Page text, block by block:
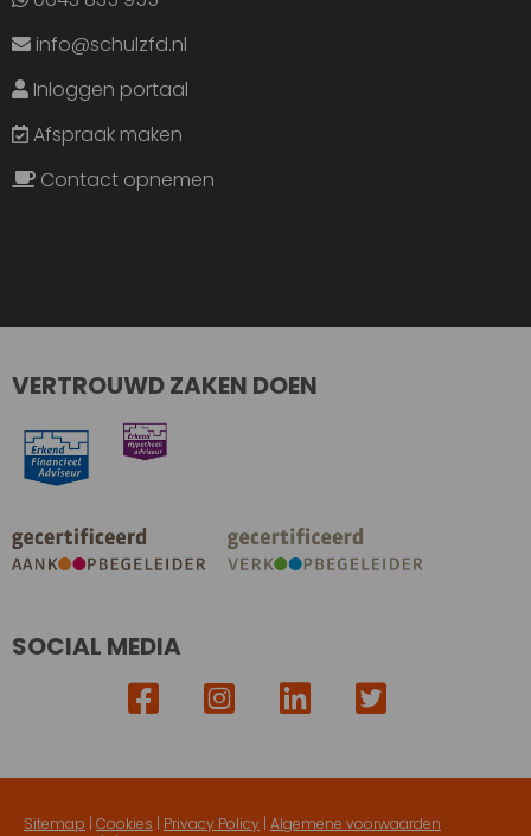
info@schulzfd.nl
Inloggen portaal
Afspraak maken
Contact opnemen
VERTROUWD ZAKEN DOEN
SOCIAL MEDIA
Sitemap | Cookies | Privacy Policy | Algemene voorwaarden